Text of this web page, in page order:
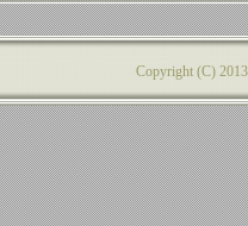
Copyright (C)